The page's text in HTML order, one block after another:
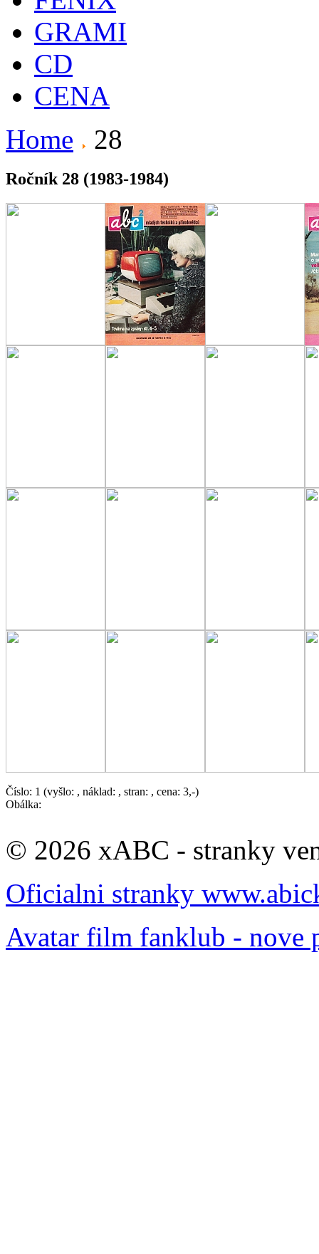
GRAMI
CD
CENA
Home
28
Ročník 28 (1983-1984)
Číslo: 1 (vyšlo: , náklad: , stran: , cena: 3,-)
Obálka:
© 2026 xABC - stranky
Oficialni stranky
Avatar film fanklub - nove